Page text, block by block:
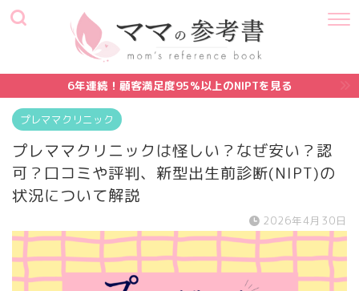
6年連続！顧客満足度95%以上のNIPTを見る
プレママクリニック
プレママクリニックは怪しい？なぜ安い？認
可？口コミや評判、新型出生前診断(NIPT)の
状況について解説
2026年4月30日